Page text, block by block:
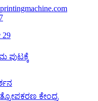
ಪುಟಕ್ಕೆ
ಕೇಂದ್ರ